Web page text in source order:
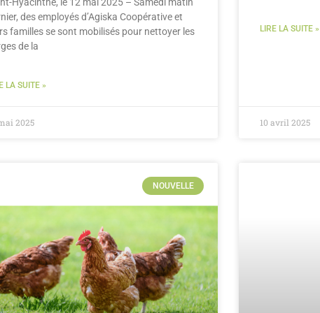
des employés d’Agiska Coopérative et
familles se sont mobilisés pour nettoyer les
de la
LA SUITE »
2025
LIRE LA SUITE »
10 avril 2025
NOUVELLE